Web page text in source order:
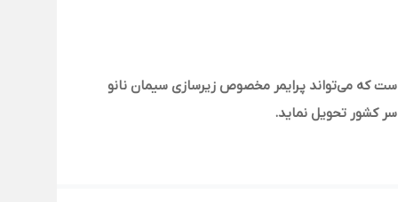
که می‌تواند پرایمر مخصوص زیرسازی سیمان نانو
کشور تحویل نماید.